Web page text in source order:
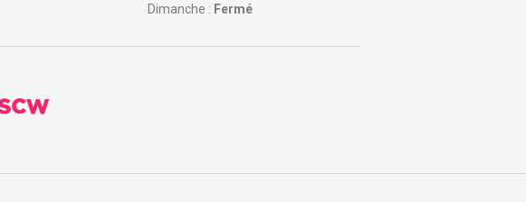
Dimanche : Fermé